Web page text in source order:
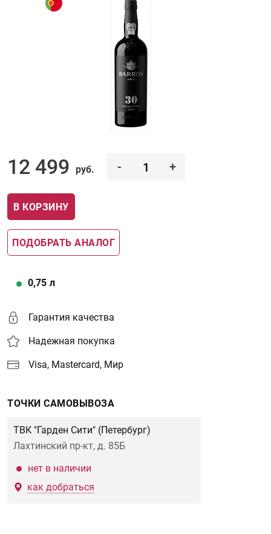
12 499 руб. - +
В КОРЗИНУ
ПОДОБРАТЬ АНАЛОГ
0,75 л
Гарантия качества
Надежная покупка
Visa, Mastercard, Мир
ТОЧКИ САМОВЫВОЗА
ТВК "Гарден Сити" (Петербург)
Лахтинский пр-кт, д. 85Б
нет в наличии
как добраться